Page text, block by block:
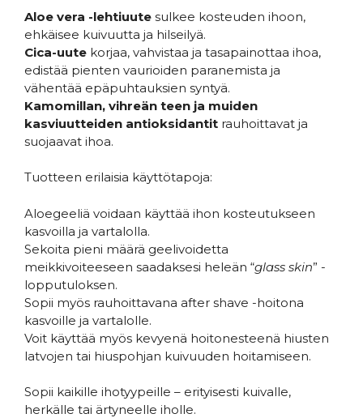
Aloe vera -lehtiuute sulkee kosteuden ihoon,
ehkäisee kuivuutta ja hilseilyä.
Cica-uute korjaa, vahvistaa ja tasapainottaa ihoa,
edistää pienten vaurioiden paranemista ja
vähentää epäpuhtauksien syntyä.
Kamomillan, vihreän teen ja muiden
kasviuutteiden antioksidantit rauhoittavat ja
suojaavat ihoa.
Tuotteen erilaisia käyttötapoja:
Aloegeeliä voidaan käyttää ihon kosteutukseen
kasvoilla ja vartalolla.
Sekoita pieni määrä geelivoidetta
meikkivoiteeseen saadaksesi heleän “glass skin” -
lopputuloksen.
Sopii myös rauhoittavana after shave -hoitona
kasvoille ja vartalolle.
Voit käyttää myös kevyenä hoitonesteenä hiusten
latvojen tai hiuspohjan kuivuuden hoitamiseen.
Sopii kaikille ihotyypeille – erityisesti kuivalle,
herkälle tai ärtyneelle iholle.